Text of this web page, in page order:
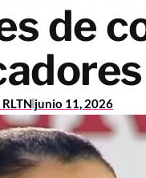
de
junio 11, 2026